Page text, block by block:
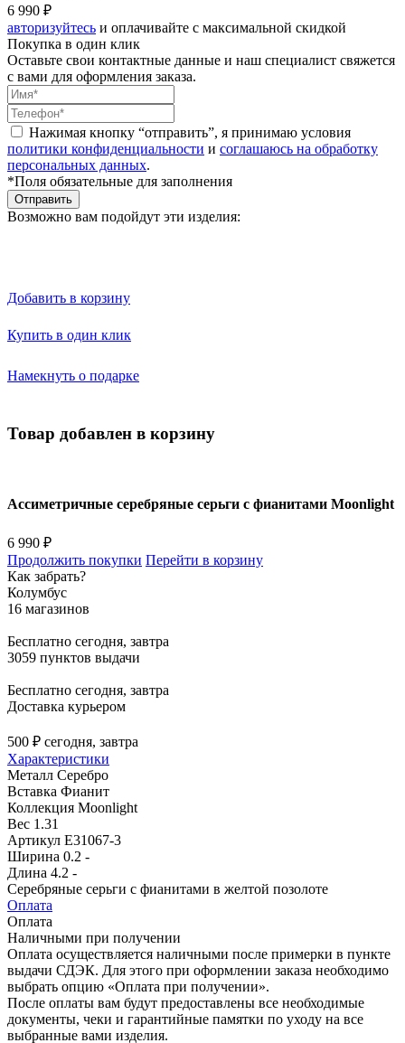
6 990 ₽
авторизуйтесь и оплачивайте с максимальной скидкой
Покупка в один клик
Оставьте свои контактные данные и наш специалист свяжется
с вами для оформления заказа.
Нажимая кнопку “отправить”, я принимаю условия
политики конфиденциальности и соглашаюсь на обработку
персональных данных.
*Поля обязательные для заполнения
Отправить
Возможно вам подойдут эти изделия:
Добавить в корзину
Купить в один клик
Намекнуть о подарке
Товар добавлен в корзину
Ассиметричные серебряные серьги с фианитами Moonlight
6 990 ₽
Продолжить покупки Перейти в корзину
Как забрать?
Колумбус
16 магазинов
Бесплатно сегодня, завтра
3059 пунктов выдачи
Бесплатно сегодня, завтра
Доставка курьером
500 ₽ сегодня, завтра
Характеристики
Металл Серебро
Вставка Фианит
Коллекция Moonlight
Вес 1.31
Артикул E31067-3
Ширина 0.2 -
Длина 4.2 -
Серебряные серьги с фианитами в желтой позолоте
Оплата
Оплата
Наличными при получении
Оплата осуществляется наличными после примерки в пункте
выдачи СДЭК. Для этого при оформлении заказа необходимо
выбрать опцию «Оплата при получении».
После оплаты вам будут предоставлены все необходимые
документы, чеки и гарантийные памятки по уходу на все
выбранные вами изделия.